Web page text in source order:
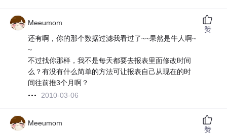
Meeumom
还有啊，你的那个数据过滤我看过了~~果然是牛人啊~
~
不过找你那样，我不是每天都要去报表里面修改时间
么？有没有什么简单的方法可让报表自己从现在的时
间往前推3个月啊？
2010-03-06
赞
Meeumom
赞